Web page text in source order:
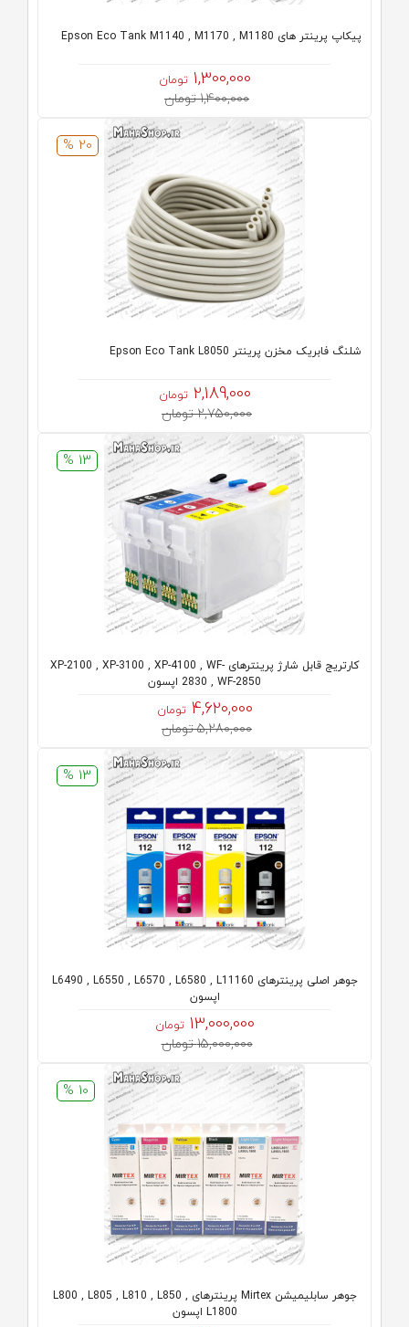
پیکاپ پرینتر های Epson Eco Tank M1140 , M1170 , M1180
1,300,000 تومان
1,400,000 تومان
20 %
شلنگ فابریک مخزن پرینتر Epson Eco Tank L8050
2,189,000 تومان
2,750,000 تومان
13 %
کارتریج قابل شارژ پرینترهای XP-2100 , XP-3100 , XP-4100 , WF-
2830 , WF-2850 اپسون
4,620,000 تومان
5,280,000 تومان
13 %
جوهر اصلی پرینترهای L6490 , L6550 , L6570 , L6580 , L11160
اپسون
13,000,000 تومان
15,000,000 تومان
10 %
جوهر سابلیمیشن Mirtex پرینترهای L800 , L805 , L810 , L850 ,
L1800 اپسون